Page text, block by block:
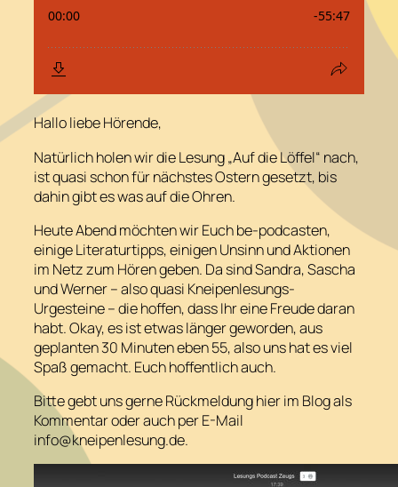
Hallo liebe Hörende,
Natürlich holen wir die Lesung „Auf die Löffel“ nach,
ist quasi schon für nächstes Ostern gesetzt, bis
dahin gibt es was auf die Ohren.
Heute Abend möchten wir Euch be-podcasten,
einige Literaturtipps, einigen Unsinn und Aktionen
im Netz zum Hören geben. Da sind Sandra, Sascha
und Werner – also quasi Kneipenlesungs-
Urgesteine – die hoffen, dass Ihr eine Freude daran
habt. Okay, es ist etwas länger geworden, aus
geplanten 30 Minuten eben 55, also uns hat es viel
Spaß gemacht. Euch hoffentlich auch.
Bitte gebt uns gerne Rückmeldung hier im Blog als
Kommentar oder auch per E-Mail
info@kneipenlesung.de.